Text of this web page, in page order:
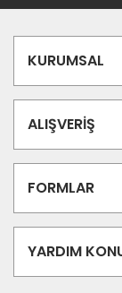
KURUMSAL
ALIŞVERİŞ
FORMLAR
YARDIM